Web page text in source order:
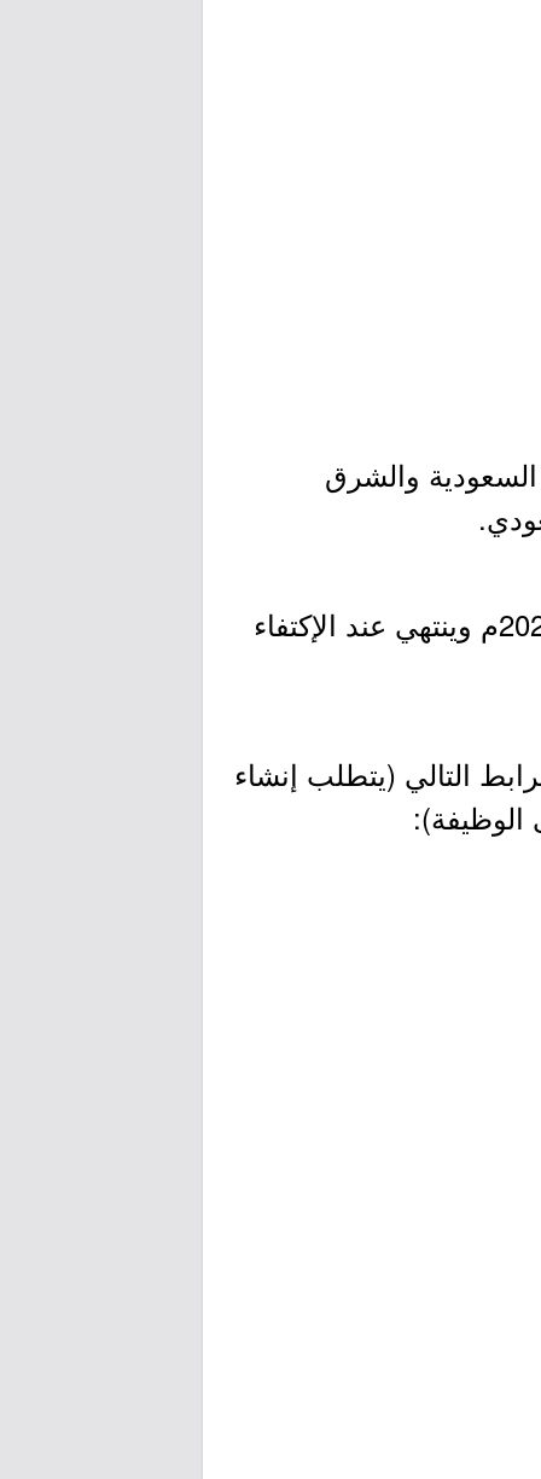
السعودية والشرق
- التقديم مُتاح الآن بدأ اليوم الأحد بتاريخ 1442/11/24هـ الموافق 2021/07/04م وينتهي عند الإكتفاء
التالي (يتطلب إنشاء
الوظيفة):